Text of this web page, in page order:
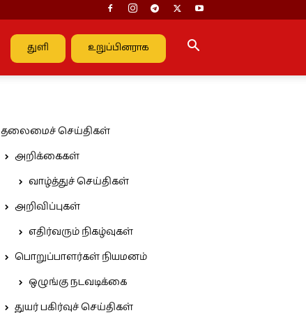
துளி உறுப்பினராக
தலைமைச் செய்திகள்
அறிக்கைகள்
வாழ்த்துச் செய்திகள்
அறிவிப்புகள்
எதிர்வரும் நிகழ்வுகள்
பொறுப்பாளர்கள் நியமனம்
ஒழுங்கு நடவடிக்கை
துயர் பகிர்வுச் செய்திகள்